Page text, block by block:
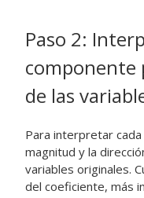
Paso 2:
componente
de las
Para interpretar
magnitud y la
variables originales.
del coeficiente, más